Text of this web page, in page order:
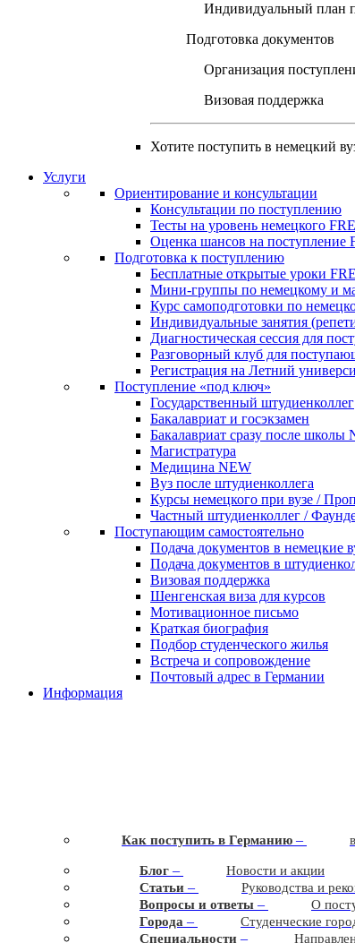
Индивидуальный план
Подготовка документов
Организация
Визовая поддержка
Хотите поступить в немецкий
Услуги
Ориентирование и консультации
Консультации по поступлению
Тесты на уровень немецкого
Оценка шансов на поступление
Подготовка к поступлению
Бесплатные открытые уроки
Мини-группы по немецкому и
Курс самоподготовки по
Индивидуальные занятия
Диагностическая сессия для
Разговорный клуб для
Регистрация на Летний
Поступление «под ключ»
Государственный штудиенколлег
Бакалавриат и госэкзамен
Бакалавриат сразу после школы
Магистратура
Медицина NEW
Вуз после штудиенколлега
Курсы немецкого при вузе /
Частный штудиенколлег /
Поступающим самостоятельно
Подача документов в немецкие
Подача документов в
Визовая поддержка
Шенгенская виза для курсов
Мотивационное письмо
Краткая биография
Подбор студенческого жилья
Встреча и сопровождение
Почтовый адрес в Германии
Информация
Как поступить в Германию –
Блог –
Новости и акции
Статьи –
Руководства и
Вопросы и ответы –
О
Города –
Студенческие
Cпециальности –